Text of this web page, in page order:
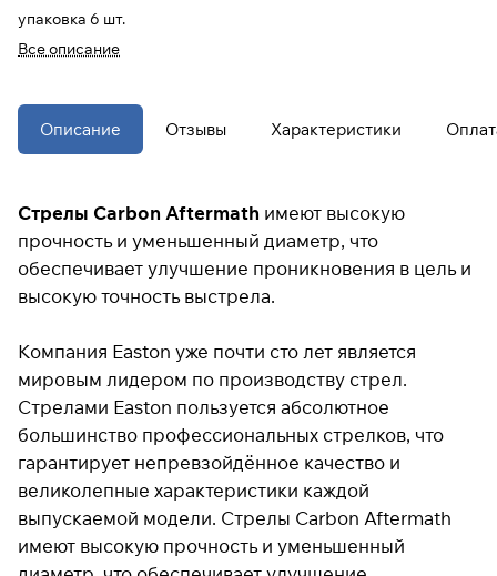
упаковка 6 шт.
Все описание
Описание Отзывы Характеристики
Стрелы Carbon Aftermath имеют высокую
прочность и уменьшенный диаметр, что
обеспечивает улучшение проникновения в цель и
высокую точность выстрела.
Компания Easton уже почти сто лет является
мировым лидером по производству стрел.
Стрелами Easton пользуется абсолютное
большинство профессиональных стрелков, что
гарантирует непревзойдённое качество и
великолепные характеристики каждой
выпускаемой модели. Стрелы Carbon Aftermath
имеют высокую прочность и уменьшенный
по25%каждые 2 недели
* При оплате черезПЛАЙТ
скидки по купонам не
Подробнее
об оплате Плайтом
25
Остались вопросы?
8 800 302-02-51